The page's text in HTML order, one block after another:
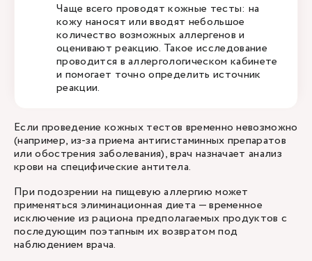
Чаще всего проводят кожные тесты: на
кожу наносят или вводят небольшое
количество возможных аллергенов и
оценивают реакцию. Такое исследование
проводится в аллергологическом кабинете
и помогает точно определить источник
реакции.
Если проведение кожных тестов временно невозможно
(например, из-за приема антигистаминных препаратов
или обострения заболевания), врач назначает анализ
крови на специфические антитела.
При подозрении на пищевую аллергию может
применяться элиминационная диета — временное
исключение из рациона предполагаемых продуктов с
последующим поэтапным их возвратом под
наблюдением врача.